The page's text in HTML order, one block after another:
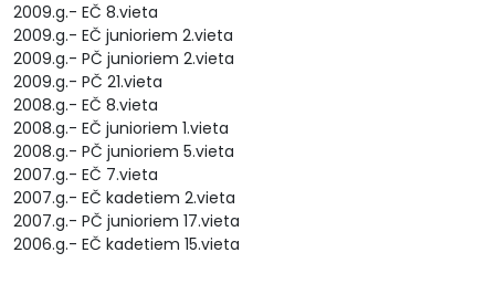
2009.g.- EČ 8.vieta
2009.g.- EČ junioriem 2.vieta
2009.g.- PČ junioriem 2.vieta
2009.g.- PČ 21.vieta
2008.g.- EČ 8.vieta
2008.g.- EČ junioriem 1.vieta
2008.g.- PČ junioriem 5.vieta
2007.g.- EČ 7.vieta
2007.g.- EČ kadetiem 2.vieta
2007.g.- PČ junioriem 17.vieta
2006.g.- EČ kadetiem 15.vieta